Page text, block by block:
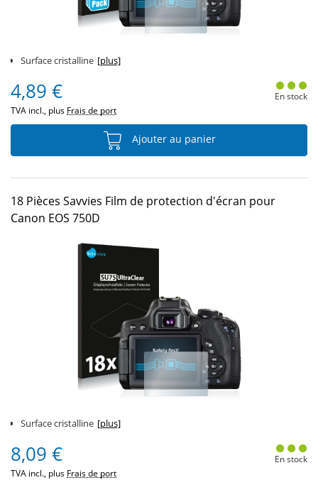
Surface cristalline [plus]
4,89 €
TVA incl., plus Frais de port
En stock
Ajouter au panier
18 Pièces Savvies Film de protection d'écran pour
Canon EOS 750D
Surface cristalline [plus]
8,09 €
TVA incl., plus Frais de port
En stock